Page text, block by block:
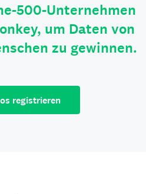
500-Unternehmen
um Daten von
zu gewinnen.
registrieren